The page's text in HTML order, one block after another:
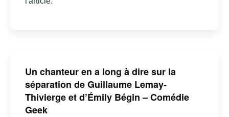
Un chanteur en a long à dire sur la
séparation de Guillaume Lemay-
Thivierge et d’Émily Bégin – Comédie
Geek